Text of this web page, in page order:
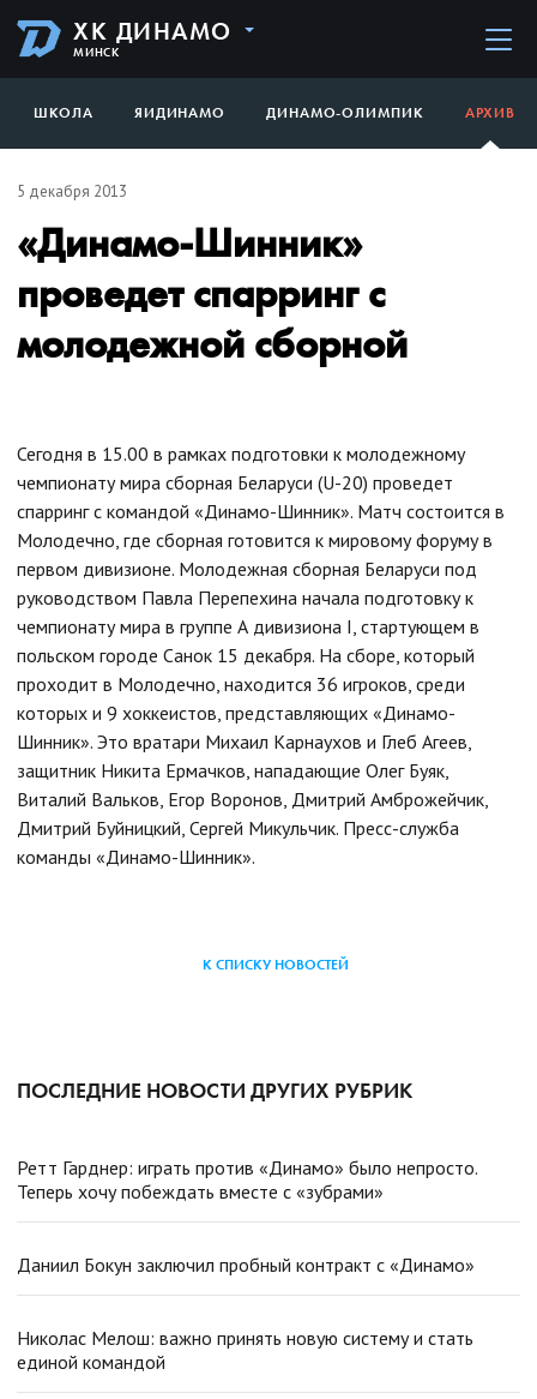
ХК ДИНАМО
МИНСК
ШКОЛА ЯИДИНАМО ДИНАМО-ОЛИМПИК АРХИВ
5 декабря 2013
«Динамо-Шинник»
проведет спарринг с
молодежной сборной
Сегодня в 15.00 в рамках подготовки к молодежному
чемпионату мира сборная Беларуси (U-20) проведет
спарринг с командой «Динамо-Шинник». Матч состоится в
Молодечно, где сборная готовится к мировому форуму в
первом дивизионе. Молодежная сборная Беларуси под
руководством Павла Перепехина начала подготовку к
чемпионату мира в группе А дивизиона I, стартующем в
польском городе Санок 15 декабря. На сборе, который
проходит в Молодечно, находится 36 игроков, среди
которых и 9 хоккеистов, представляющих «Динамо-
Шинник». Это вратари Михаил Карнаухов и Глеб Агеев,
защитник Никита Ермачков, нападающие Олег Буяк,
Виталий Вальков, Егор Воронов, Дмитрий Амброжейчик,
Дмитрий Буйницкий, Сергей Микульчик. Пресс-служба
команды «Динамо-Шинник».
К СПИСКУ НОВОСТЕЙ
ПОСЛЕДНИЕ НОВОСТИ ДРУГИХ РУБРИК
Ретт Гарднер: играть против «Динамо» было непросто.
Теперь хочу побеждать вместе с «зубрами»
Даниил Бокун заключил пробный контракт с «Динамо»
Николас Мелош: важно принять новую систему и стать
единой командой